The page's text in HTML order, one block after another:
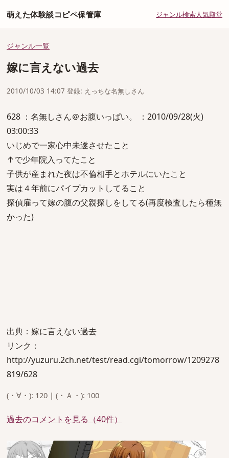
萌えた体験談コピペ保管庫 ジャンル検索人気殿堂
ジャンル一覧
嫁に言えない過去
2010/10/03 14:07 登録: えっちな名無しさん
628 ：名無しさん＠お腹いっぱい。 ：2010/09/28(火)
03:00:33
いじめで一家心中未遂させたこと
↑で少年院入ってたこと
子供が産まれた夜は不倫相手とホテルにいたこと
実は４年前にパイプカットしてること
探偵雇って嫁の腹の父親探しをしてる(再度検査したら種無
かった)
出典：嫁に言えない過去
リンク：
http://yuzuru.2ch.net/test/read.cgi/tomorrow/1209278
819/628
(・∀・): 120 | (・Ａ・): 100
過去のコメントを見る（40件）